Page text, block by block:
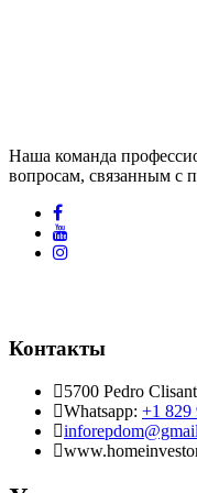
Наша команда
вопросам, связанным с
Контакты
5700 Pedro
Whatsapp: +1 829